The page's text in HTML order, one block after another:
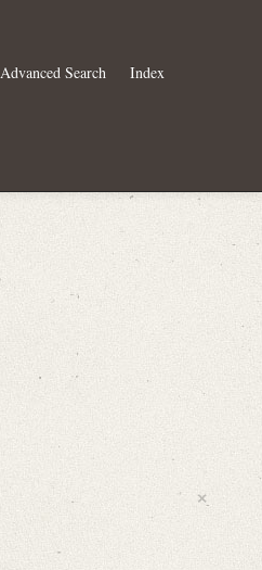
Advanced Search Index
×